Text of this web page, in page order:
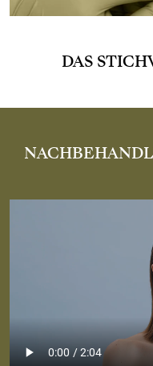
DAS